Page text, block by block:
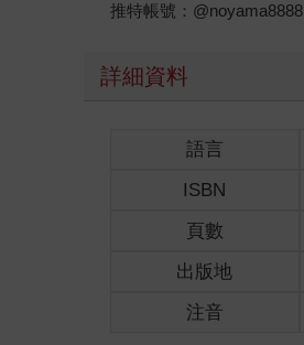
推特帳號：@noyama8888
詳細資料
語言
ISBN
頁數
出版地
注音